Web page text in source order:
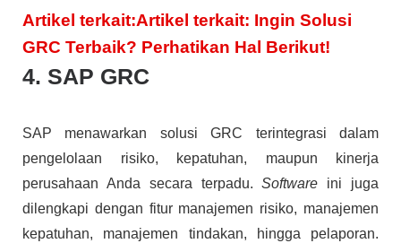
Artikel terkait:Artikel terkait: Ingin Solusi
GRC Terbaik? Perhatikan Hal Berikut!
4. SAP GRC
SAP menawarkan solusi GRC terintegrasi dalam
pengelolaan risiko, kepatuhan, maupun kinerja
perusahaan Anda secara terpadu.Software ini juga
dilengkapi dengan fitur manajemen risiko, manajemen
kepatuhan, manajemen tindakan, hingga pelaporan.